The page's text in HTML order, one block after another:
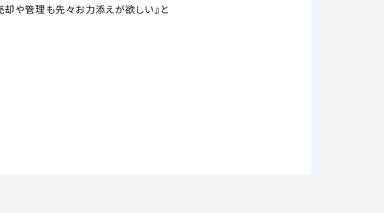
却や管理も先々お力添えが欲しい』と